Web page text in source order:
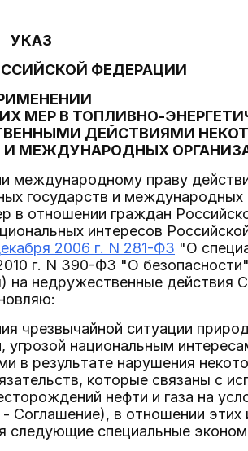
УКАЗ
ФЕДЕРАЦИИ
МЕР В ТОПЛИВНО-
ДЕЙСТВИЯМИ
И МЕЖДУНАРОДНЫХ
международному праву
государств и международных
в отношении граждан
интересов
2006 г. N 281-ФЗ "О
г. N 390-ФЗ "О
на недружественные действия
чрезвычайной ситуации
национальным
в результате нарушения
которые связаны с
нефти и газа на
Соглашение), в отношении этих
следующие специальные